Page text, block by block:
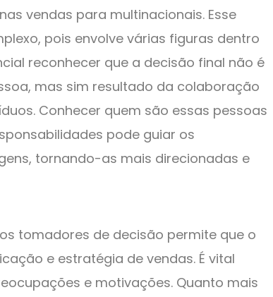
vendas para multinacionais. Esse
pois envolve várias figuras dentro
reconhecer que a decisão final não é
mas sim resultado da colaboração
Conhecer quem são essas pessoas
pode guiar os
tornando-as mais direcionadas e
tomadores de decisão permite que o
e estratégia de vendas. É vital
e motivações. Quanto mais